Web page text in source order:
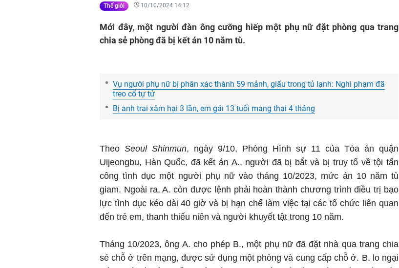
Thế giới 10/10/2024 14:12
Mới đây, một người đàn ông cưỡng hiếp một phụ nữ đặt phòng qua trang
chia sẻ phòng đã bị kết án 10 năm tù.
Vụ người phụ nữ bị phân xác thành 59 mảnh, giấu trong tủ lạnh: Nghi phạm đã
treo cổ tự tử
Bị anh trai xâm hại 3 lần, em gái 13 tuổi mang thai 4 tháng
Theo Seoul Shinmun, ngày 9/10, Phòng Hình sự 11 của Tòa án quận
Uijeongbu, Hàn Quốc, đã kết án A., người đã bị bắt và bị truy tố về tội tấn
công tình dục một người phụ nữ vào tháng 10/2023, mức án 10 năm tù
giam. Ngoài ra, A. còn được lệnh phải hoàn thành chương trình điều trị bạo
lực tình dục kéo dài 40 giờ và bị hạn chế làm việc tại các tổ chức liên quan
đến trẻ em, thanh thiếu niên và người khuyết tật trong 10 năm.
Tháng 10/2023, ông A. cho phép B., một phụ nữ đã đặt nhà qua trang chia
sẻ chỗ ở trên mạng, được sử dụng một phòng và cung cấp chỗ ở. B. lo ngại